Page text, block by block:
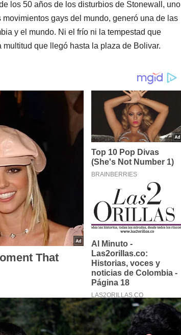
los 50 años de los disturbios de Stonewall, uno
gays del mundo, generó una de las
y el mundo. Ni el frío ni la tempestad que
que llegó hasta la plaza de Bolivar.